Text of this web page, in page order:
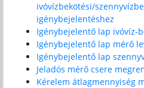
ivóvízbekötési/
igénybejelentéshez
Igénybejelentő lap ivóvíz-
Igénybejelentő lap mérő
Igénybejelentő lap
Jeladós mérő csere
Kérelem átlagmennyiség